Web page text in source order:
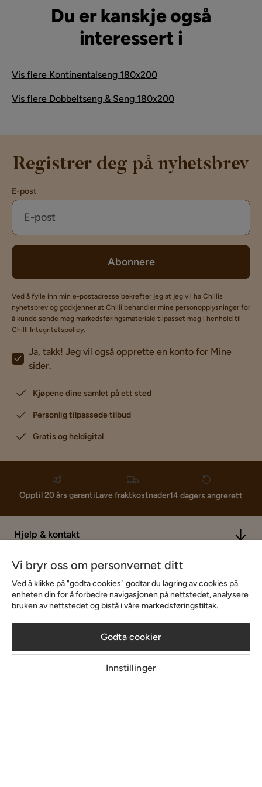
Du er kanskje også
interessert i
Vis flere Kontinentalseng 180x200
Vis flere Dobbeltseng & Seng 180x200
Registrer deg på nyhetsbrev
E-post
Abonnere
Ved å fylle inn min e-postadresse bekrefter jeg at jeg vil ha Chillis
nyhetsbrev og godkjenner at Chilli behandler mine personopplysninger for
å kunde sende meg markedsføringsmateriale tilpasset meg i henhold til
Chilli Integritetspolicy.
Ja, takk! Jeg vil også opprette en konto for Mine
sider.
Kjøpene dine samlet på ett sted
Personlig tilpassede tilbud
Gratis og heldigital
Opptil 20 års garantiLave fraktkostnader14 dagers angrerett
Hjelp & kontakt
Sortiment & tilbud
Inspirasjon
Om Chilli
Vi bryr oss om personvernet ditt
Ved å klikke på "godta cookies" godtar du lagring av cookies på
enheten din for å forbedre navigasjonen på nettstedet, analysere
bruken av nettstedet og bistå i våre markedsføringstiltak.
Godta cookier
Innstillinger